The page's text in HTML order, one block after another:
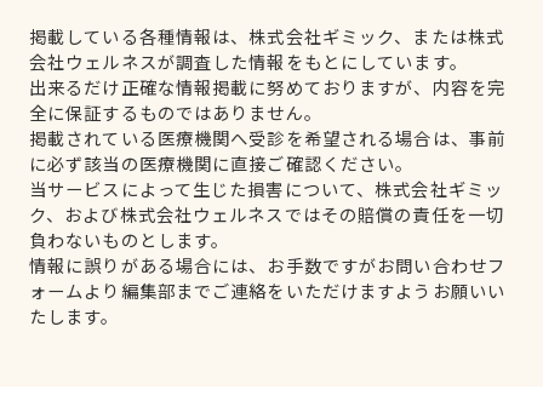
掲載している各種情報は、株式会社ギミック、または株式
会社ウェルネスが調査した情報をもとにしています。
出来るだけ正確な情報掲載に努めておりますが、内容を完
全に保証するものではありません。
掲載されている医療機関へ受診を希望される場合は、事前
に必ず該当の医療機関に直接ご確認ください。
当サービスによって生じた損害について、株式会社ギミッ
ク、および株式会社ウェルネスではその賠償の責任を一切
負わないものとします。
情報に誤りがある場合には、お手数ですがお問い合わせフ
ォームより編集部までご連絡をいただけますようお願いい
たします。